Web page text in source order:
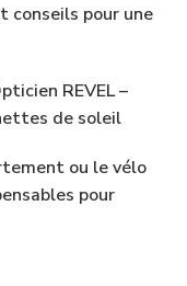
conseils pour une
REVEL –
de soleil
ou le vélo
pour